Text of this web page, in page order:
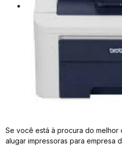
Se você está à procura do melhor
alugar impressoras para empresa